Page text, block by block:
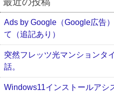
Ads by Google（Google広告
て（追記あり）
突然フレッツ光マンションタ
話。
Windows11インストールアシ